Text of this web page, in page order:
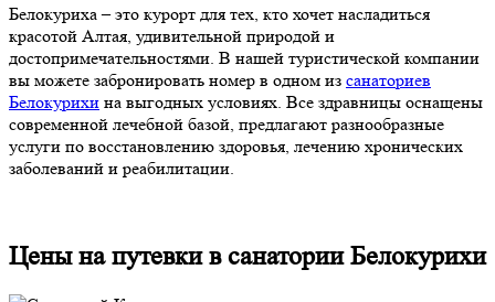
Белокуриха – это курорт для тех, кто хочет насладиться
красотой Алтая, удивительной природой и
достопримечательностями. В нашей туристической компании
вы можете забронировать номер в одном из санаториев
Белокурихи на выгодных условиях. Все здравницы оснащены
современной лечебной базой, предлагают разнообразные
услуги по восстановлению здоровья, лечению хронических
заболеваний и реабилитации.
Цены на путевки в санатории Белокурихи